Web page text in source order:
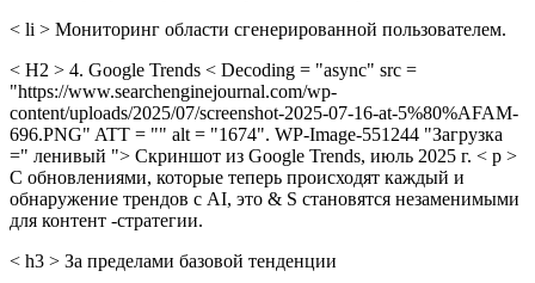
< li > Мониторинг области сгенерированной пользователем.
< H2 > 4. Google Trends < Decoding = "async" src =
"https://www.searchenginejournal.com/wp-
content/uploads/2025/07/screenshot-2025-07-16-at-5%80%AFAM-
696.PNG" ATT = "" alt = "1674". WP-Image-551244 "Загрузка
=" ленивый "> Скриншот из Google Trends, июль 2025 г. < p >
С обновлениями, которые теперь происходят каждый и
обнаружение трендов с AI, это & S становятся незаменимыми
для контент -стратегии.
< h3 > За пределами базовой тенденции